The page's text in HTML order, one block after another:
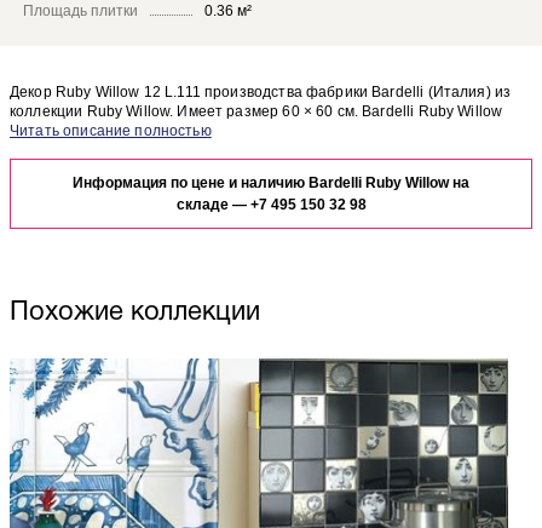
Площадь плитки
0.36 м²
Декор Ruby Willow 12 L.111 производства фабрики Bardelli (Италия) из
коллекции Ruby Willow. Имеет размер 60 × 60 см. Bardelli Ruby Willow
Ruby Willow 12 L.111 отлично сочетается с другими элементами
отделке Вашего помещения, закажите бесплатный дизайн-проект с
использованием элементов коллекции Bardelli Ruby Willow.
Информация по цене и наличию Bardelli Ruby Willow на
складе — +7 495 150 32 98
Похожие коллекции